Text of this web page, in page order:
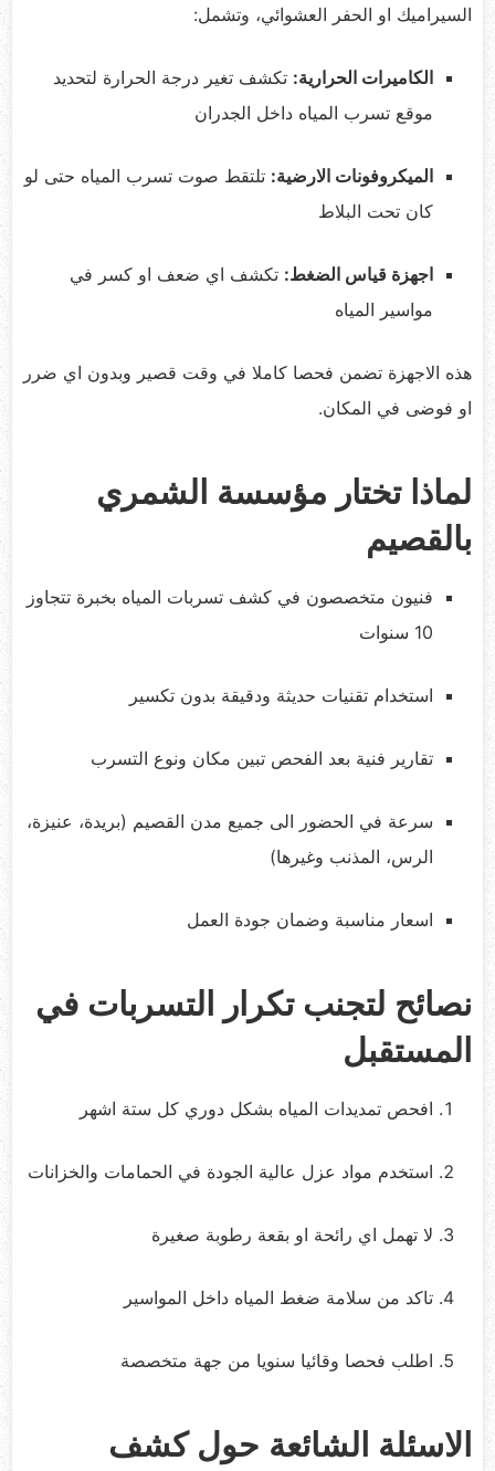
السيراميك او الحفر العشوائي، وتشمل:
الكاميرات الحرارية: تكشف تغير درجة الحرارة لتحديد
موقع تسرب المياه داخل الجدران
الميكروفونات الارضية: تلتقط صوت تسرب المياه حتى لو
كان تحت البلاط
اجهزة قياس الضغط: تكشف اي ضعف او كسر في
مواسير المياه
هذه الاجهزة تضمن فحصا كاملا في وقت قصير وبدون اي ضرر
او فوضى في المكان.
لماذا تختار مؤسسة الشمري
بالقصيم
فنيون متخصصون في كشف تسربات المياه بخبرة تتجاوز
10 سنوات
استخدام تقنيات حديثة ودقيقة بدون تكسير
تقارير فنية بعد الفحص تبين مكان ونوع التسرب
سرعة في الحضور الى جميع مدن القصيم (بريدة، عنيزة،
الرس، المذنب وغيرها)
اسعار مناسبة وضمان جودة العمل
نصائح لتجنب تكرار التسربات في
المستقبل
افحص تمديدات المياه بشكل دوري كل ستة اشهر
استخدم مواد عزل عالية الجودة في الحمامات والخزانات
لا تهمل اي رائحة او بقعة رطوبة صغيرة
تاكد من سلامة ضغط المياه داخل المواسير
اطلب فحصا وقائيا سنويا من جهة متخصصة
الاسئلة الشائعة حول كشف